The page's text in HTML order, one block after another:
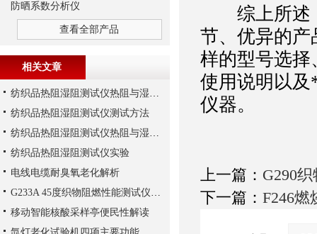
综上所述
节、优异的产
样的型号选择
使用说明以
仪器。
上一篇： G290
下一篇： F246燃
防晒系数分析仪
查看全部产品
相关文章
纺织品热阻湿阻测试仪热阻与湿阻范围
纺织品热阻湿阻测试仪测试方法
纺织品热阻湿阻测试仪热阻与湿阻测试解析
纺织品热阻湿阻测试仪实验
电线电缆耐臭氧老化解析
G233A 45度织物阻燃性能测试仪怎么用，上海千实工程师指导您
移动智能核酸采样亭便民性解读